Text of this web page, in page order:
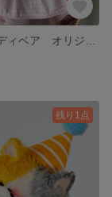
残り1点